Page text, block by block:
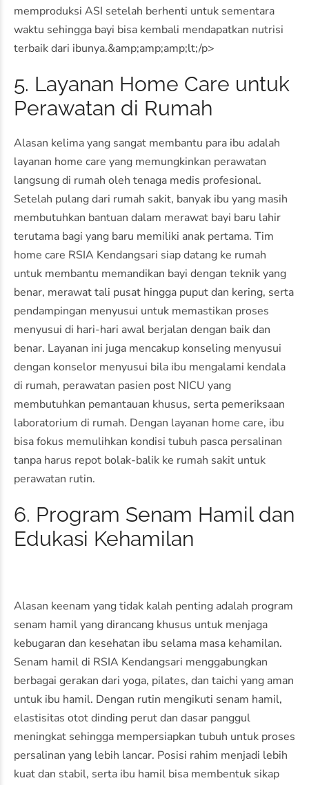
memproduksi ASI setelah berhenti untuk sementara
waktu sehingga bayi bisa kembali mendapatkan nutrisi
terbaik dari ibunya.&amp;amp;amp;lt;/p>
5. Layanan Home Care untuk
Perawatan di Rumah
Alasan kelima yang sangat membantu para ibu adalah
layanan home care yang memungkinkan perawatan
langsung di rumah oleh tenaga medis profesional.
Setelah pulang dari rumah sakit, banyak ibu yang masih
membutuhkan bantuan dalam merawat bayi baru lahir
terutama bagi yang baru memiliki anak pertama. Tim
home care RSIA Kendangsari siap datang ke rumah
untuk membantu memandikan bayi dengan teknik yang
benar, merawat tali pusat hingga puput dan kering, serta
pendampingan menyusui untuk memastikan proses
menyusui di hari-hari awal berjalan dengan baik dan
benar. Layanan ini juga mencakup konseling menyusui
dengan konselor menyusui bila ibu mengalami kendala
di rumah, perawatan pasien post NICU yang
membutuhkan pemantauan khusus, serta pemeriksaan
laboratorium di rumah. Dengan layanan home care, ibu
bisa fokus memulihkan kondisi tubuh pasca persalinan
tanpa harus repot bolak-balik ke rumah sakit untuk
perawatan rutin.
6. Program Senam Hamil dan
Edukasi Kehamilan
Alasan keenam yang tidak kalah penting adalah program
senam hamil yang dirancang khusus untuk menjaga
kebugaran dan kesehatan ibu selama masa kehamilan.
Senam hamil di RSIA Kendangsari menggabungkan
berbagai gerakan dari yoga, pilates, dan taichi yang aman
untuk ibu hamil. Dengan rutin mengikuti senam hamil,
elastisitas otot dinding perut dan dasar panggul
meningkat sehingga mempersiapkan tubuh untuk proses
persalinan yang lebih lancar. Posisi rahim menjadi lebih
kuat dan stabil, serta ibu hamil bisa membentuk sikap